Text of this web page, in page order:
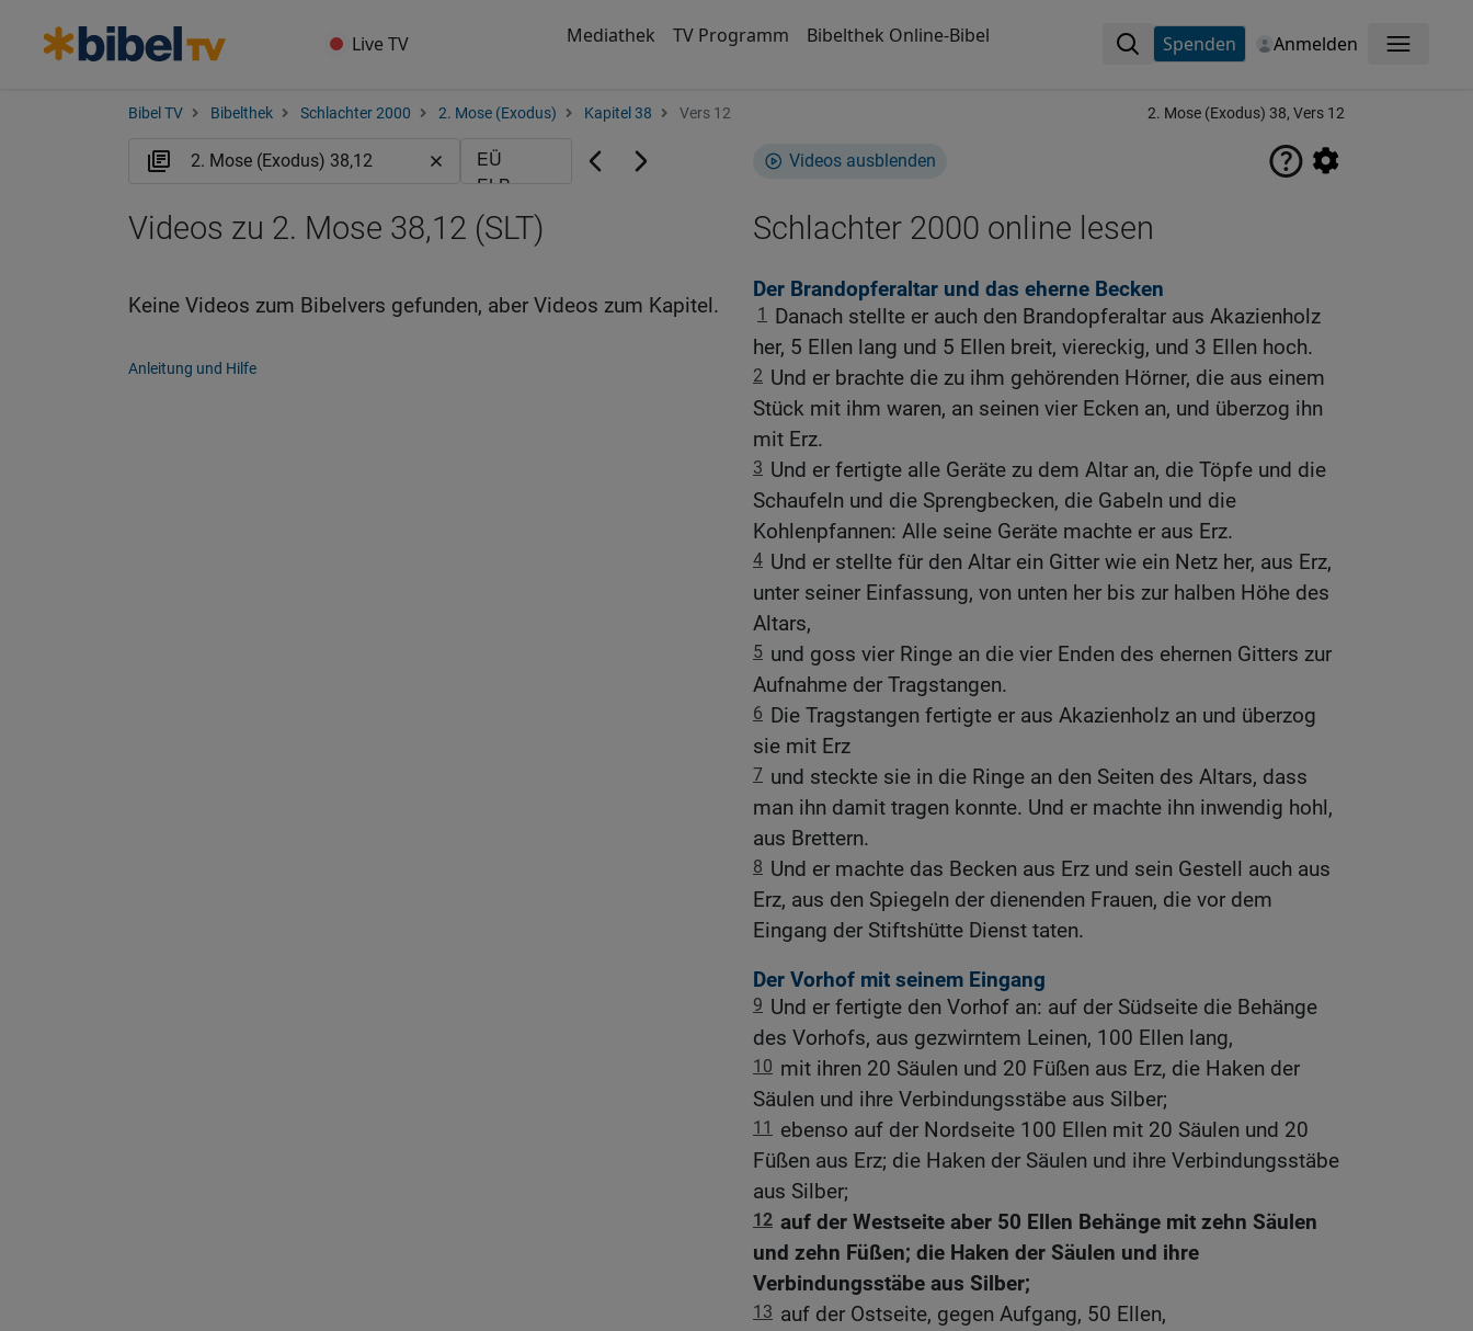
Live TV Mediathek TV Programm Bibelthek Online-Bibel Spenden Anmelden Menü
Bibel TV Bibelthek Schlachter 2000 2. Mose (Exodus) Kapitel 38 Vers 12 2. Mose (Exodus) 38, Vers 12
Videos ausblenden
Schlachter 2000 online lesen
Der Brandopferaltar und das eherne Becken
1
Danach stellte er auch den Brandopferaltar aus Akazienholz
her, 5 Ellen lang und 5 Ellen breit, viereckig, und 3 Ellen hoch.
2 Und er brachte die zu ihm gehörenden Hörner, die aus einem
Stück mit ihm waren, an seinen vier Ecken an, und überzog ihn
mit Erz.
3 Und er fertigte alle Geräte zu dem Altar an, die Töpfe und die
Schaufeln und die Sprengbecken, die Gabeln und die
Kohlenpfannen: Alle seine Geräte machte er aus Erz.
4 Und er stellte für den Altar ein Gitter wie ein Netz her, aus Erz,
unter seiner Einfassung, von unten her bis zur halben Höhe des
Altars,
5 und goss vier Ringe an die vier Enden des ehernen Gitters zur
Aufnahme der Tragstangen.
6 Die Tragstangen fertigte er aus Akazienholz an und überzog
sie mit Erz
7 und steckte sie in die Ringe an den Seiten des Altars, dass
man ihn damit tragen konnte. Und er machte ihn inwendig hohl,
aus Brettern.
8 Und er machte das Becken aus Erz und sein Gestell auch aus
Erz, aus den Spiegeln der dienenden Frauen, die vor dem
Eingang der Stiftshütte Dienst taten.
Der Vorhof mit seinem Eingang
9 Und er fertigte den Vorhof an: auf der Südseite die Behänge
des Vorhofs, aus gezwirntem Leinen, 100 Ellen lang,
10 mit ihren 20 Säulen und 20 Füßen aus Erz, die Haken der
Säulen und ihre Verbindungsstäbe aus Silber;
11
ebenso auf der Nordseite 100 Ellen mit 20 Säulen und 20
Füßen aus Erz; die Haken der Säulen und ihre Verbindungsstäbe
aus Silber;
12 auf der Westseite aber 50 Ellen Behänge mit zehn Säulen
und zehn Füßen; die Haken der Säulen und ihre
Verbindungsstäbe aus Silber;
13 auf der Ostseite, gegen Aufgang, 50 Ellen,
Videos zu 2. Mose 38,12 (SLT)
Keine Videos zum Bibelvers gefunden, aber Videos zum Kapitel.
Anleitung und Hilfe